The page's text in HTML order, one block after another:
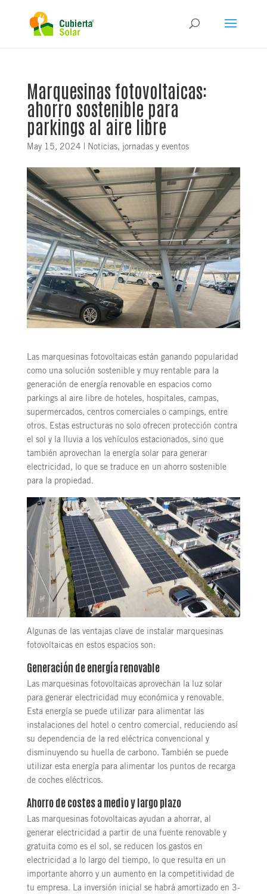
Marquesinas fotovoltaicas:
ahorro sostenible para
parkings al aire libre
May 15, 2024 | Noticias, jornadas y eventos
Las marquesinas fotovoltaicas están ganando popularidad
como una solución sostenible y muy rentable para la
generación de energía renovable en espacios como
parkings al aire libre de hoteles, hospitales, campas,
supermercados, centros comerciales o campings, entre
otros. Estas estructuras no solo ofrecen protección contra
el sol y la lluvia a los vehículos estacionados, sino que
también aprovechan la energía solar para generar
electricidad, lo que se traduce en un ahorro sostenible
para la propiedad.
Algunas de las ventajas clave de instalar marquesinas
fotovoltaicas en estos espacios son:
Generación de energía renovable
Las marquesinas fotovoltaicas aprovechan la luz solar
para generar electricidad muy económica y renovable.
Esta energía se puede utilizar para alimentar las
instalaciones del hotel o centro comercial, reduciendo así
su dependencia de la red eléctrica convencional y
disminuyendo su huella de carbono. También se puede
utilizar esta energía para alimentar los puntos de recarga
de coches eléctricos.
Ahorro de costes a medio y largo plazo
Las marquesinas fotovoltaicas ayudan a ahorrar, al
generar electricidad a partir de una fuente renovable y
gratuita como es el sol, se reducen los gastos en
electricidad a lo largo del tiempo, lo que resulta en un
importante ahorro y un aumento en la competitividad de
tu empresa. La inversión inicial se habrá amortizado en 3-